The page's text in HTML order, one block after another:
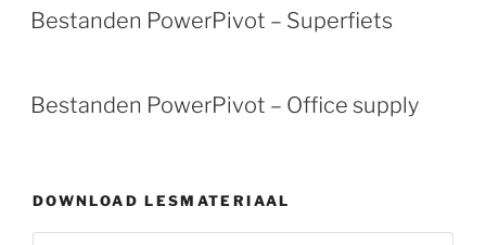
Bestanden PowerPivot – Superfiets
Bestanden PowerPivot – Office supply
DOWNLOAD LESMATERIAAL